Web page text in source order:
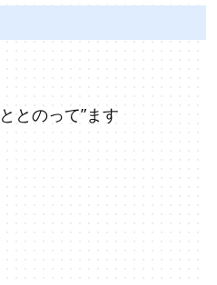
とのって”ます